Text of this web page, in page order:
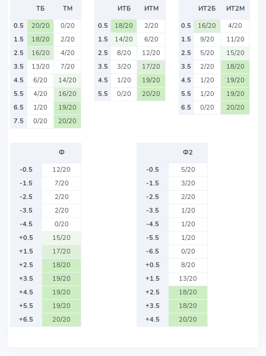
ТБ
ТМ
0.5
20/20
0/20
1.5
18/20
2/20
2.5
16/20
4/20
3.5
13/20
7/20
4.5
6/20
14/20
5.5
4/20
16/20
6.5
1/20
19/20
7.5
0/20 20/20
ИТБ
ИТМ
0.5
18/20
2/20
1.5
14/20
6/20
2.5
8/20
12/20
3.5
3/20
17/20
4.5
1/20
19/20
5.5
0/20 20/20
ИТ2Б
ИТ2М
0.5
16/20
4/20
1.5
9/20
11/20
2.5
5/20
15/20
3.5
2/20
18/20
4.5
1/20
19/20
5.5
1/20
19/20
6.5
0/20 20/20
Ф
-0.5
12/20
-1.5
7/20
-2.5
2/20
-3.5
2/20
-4.5
0/20
+0.5
15/20
+1.5
17/20
+2.5
18/20
+3.5
19/20
+4.5
19/20
+5.5
19/20
+6.5
20/20
Ф2
-0.5
5/20
-1.5
3/20
-2.5
2/20
-3.5
1/20
-4.5
1/20
-5.5
1/20
-6.5
0/20
+0.5
8/20
+1.5
13/20
+2.5
18/20
+3.5
18/20
+4.5
20/20